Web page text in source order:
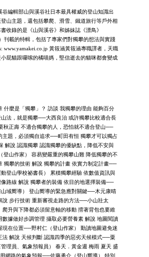
谷編輯部山與溪谷社日本最具權威的登山知識出
山主題，還包括攀爬、滑雪、鐵道旅行等戶外相
收錄的是《山與溪谷》和姊妹誌《漂鳥》
）刊載的特輯，包括了專家們對獨攀的想法與實踐
www.yamakei.co.jp 黃筱涵黃筱涵專職譯者，天職
屁貓跟囉嗦的橘喵媽，堅信逝去的貓咪都會變成
什麼是「獨攀」？ 訪談 我獨攀的理由 能夠百分
山法，就是獨攀──大西良治 或許獨攀比較適合長
秋正壽 不適合獨攀的人，恐怕就不適合登山──
主題，必須獨自追求──町田有恒 獨攀才可以獨占
解說 認識獨攀 認識獨攀的優缺點，降低不安與
登山作家） 容易變嚴重的獨攀山難 降低獨攀的不
獨攀的技術 解說 獨攀的計畫 依實力制定計畫──
登山學校祕書長） 累積獨攀經驗 依數值資訊與
路線 解說 獨攀者的裝備 依目的地選擇裝備──
域嚮導） 登山嚮導的緊急應對關鍵──木元康晴
說 步行技術 重新審視走路的方法──小山壯太
爬升與下降都必須留意軸的移動 揹著背包也要維
數據做好步調管理 攝取必要營養素 解說 地圖閱讀
現在位置──野村仁（登山作家） 勤讀地圖避免迷
法 解說 天候判斷 認識四季的惡劣天候模式──粟
理員、氣象預報員） 春天．黃金週 梅雨 夏天 盛
網路的氣象預報──佐藤勇介（登山嚮導） 特別